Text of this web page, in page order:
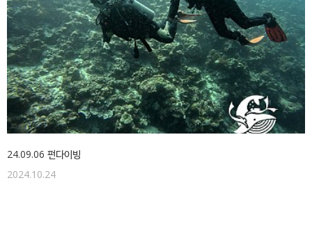
24.09.06 펀다이빙
2024.10.24